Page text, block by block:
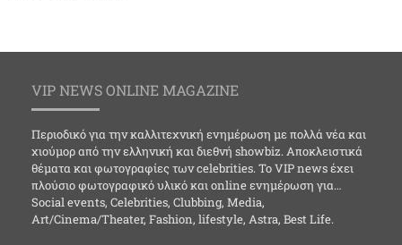
VIP NEWS ONLINE MAGAZINE
Περιοδικό για την καλλιτεχνική ενημέρωση με πολλά νέα και
χιούμορ από την ελληνική και διεθνή showbiz. Αποκλειστικά
θέματα και φωτογραφίες των celebrities. Το VIP news έχει
πλούσιο φωτογραφικό υλικό και online ενημέρωση για…
Social events, Celebrities, Clubbing, Media,
Art/Cinema/Theater, Fashion, lifestyle, Astra, Best Life.